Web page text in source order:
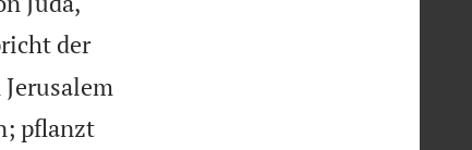
der
pflanzt